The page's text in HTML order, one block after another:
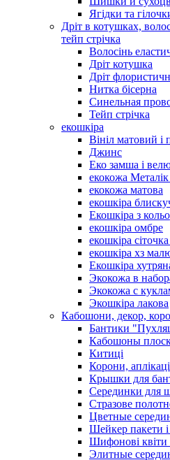
Ягідки та
Дріт в котушках,
тейп стрічка
Волосінь
Дріт котушка
Дріт
Нитка бісерна
Синельная
Тейп стрічка
екошкіра
Вініл матовий і
Джинс
Еко замша і
екокожа
екокожа матова
екошкіра
Екошкіра з
екошкіра омбре
екошкіра
екошкіра хз
Екошкіра
Экокожа в
Экокожа с
Экошкiра лакова
Кабошони, декор,
Бантики
Кабошоны
Китиці
Корони,
Крышки для
Серединки для
Стразове
Цветные
Шейкер пакети
Шифонові квіти
Элитные